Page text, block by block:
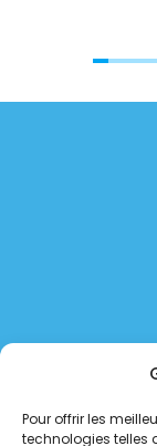
Pour offrir les
technologies telles